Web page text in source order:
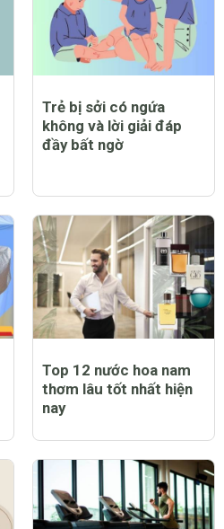
Trẻ bị sởi có ngứa
không và lời giải đáp
đầy bất ngờ
Top 12 nước hoa nam
thơm lâu tốt nhất hiện
nay